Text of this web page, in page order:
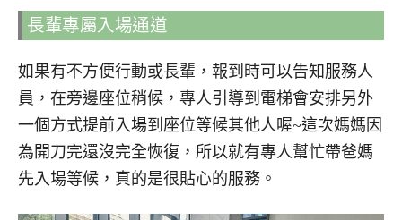
長輩專屬入場通道
如果有不方便行動或長輩，報到時可以告知服務人
員，在旁邊座位稍候，專人引導到電梯會安排另外
一個方式提前入場到座位等候其他人喔~這次媽媽因
為開刀完還沒完全恢復，所以就有專人幫忙帶爸媽
先入場等候，真的是很貼心的服務。